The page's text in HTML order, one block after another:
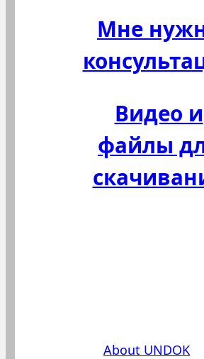
Мне
Видео и
файлы
About UNDOK